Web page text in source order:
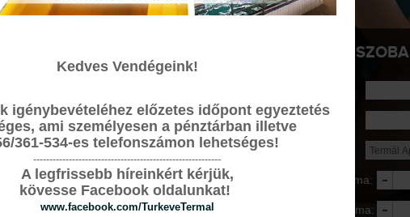
SZÁLLÁSHELYEK
SZOLGÁLTATÁSAINK
napján 15 órától, távozás napján 9
Felnőttek száma:
Gyerekek száma:
Kedves Vendégeink!
igénybevételéhez előzetes időpont egyeztetés
ami személyesen a pénztárban illetve
361-534-es telefonszámon lehetséges!
----------------------------------------------------------
A legfrissebb híreinkért kérjük,
kövesse Facebook oldalunkat!
www.facebook.com/TurkeveTermal